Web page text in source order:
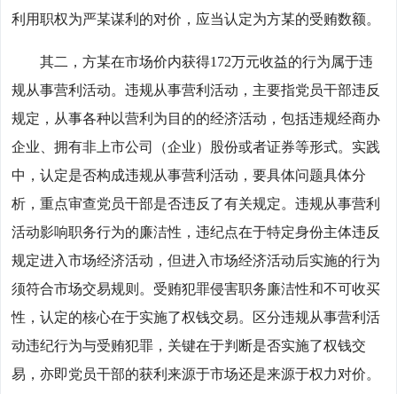
利用职权为严某谋利的对价，应当认定为方某的受贿数额。
其二，方某在市场价内获得172万元收益的行为属于违
规从事营利活动。违规从事营利活动，主要指党员干部违反
规定，从事各种以营利为目的的经济活动，包括违规经商办
企业、拥有非上市公司（企业）股份或者证券等形式。实践
中，认定是否构成违规从事营利活动，要具体问题具体分
析，重点审查党员干部是否违反了有关规定。违规从事营利
活动影响职务行为的廉洁性，违纪点在于特定身份主体违反
规定进入市场经济活动，但进入市场经济活动后实施的行为
须符合市场交易规则。受贿犯罪侵害职务廉洁性和不可收买
性，认定的核心在于实施了权钱交易。区分违规从事营利活
动违纪行为与受贿犯罪，关键在于判断是否实施了权钱交
易，亦即党员干部的获利来源于市场还是来源于权力对价。